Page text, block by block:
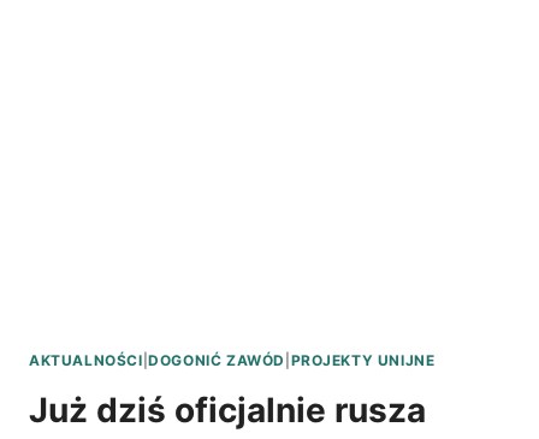
AKTUALNOŚCI |DOGONIĆ ZAWÓD PROJEKTY UNIJNE
Już dziś oficjalnie rusza